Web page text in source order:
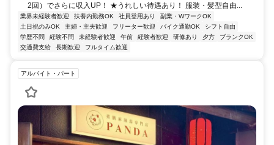
2回）でさらに収入UP！ ★うれしい待遇あり！ 服装・髪型自由...
業界未経験者歓迎 扶養内勤務OK 社員登用あり
副業・WワークOK
土日祝のみOK
主婦・主夫歓迎 フリーター歓迎 バイク通勤OK
シフト自由
学歴不問
経験不問 未経験者歓迎 午前 経験者歓迎 研修あり 夕方
ブランクOK
交通費支給
長期歓迎 フルタイム歓迎
アルバイト・パート